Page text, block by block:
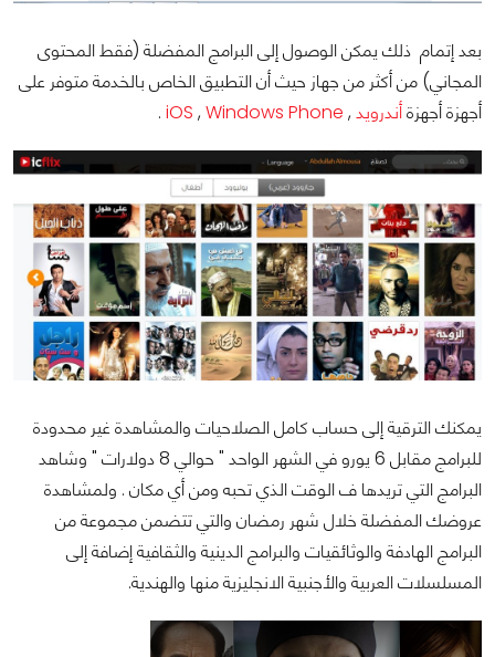
بعد إتمام ذلك يمكن الوصول إلى البرامج المفضلة (فقط المحتوى
المجاني) من أكثر من جهاز حيث أن التطبيق الخاص بالخدمة متوفر على
أجهزة أجهزةأندرويد,
iOS ,Windows Phone
.
يمكنك الترقية إلى حساب كامل الصلاحيات والمشاهدة غير محدودة
للبرامج مقابل 6 يورو في الشهر الواحد " حوالي 8 دولارات " وشاهد
البرامج التي تريدها ف الوقت الذي تحبه ومن أي مكان . ولمشاهدة
عروضك المفضلة خلال شهر رمضان والتي تتضمن مجموعة من
البرامج الهادفة والوثائقيات والبرامج الدينية والثقافية إضافة إلى
المسلسلات العربية والأجنبية الانجليزية منها والهندية.